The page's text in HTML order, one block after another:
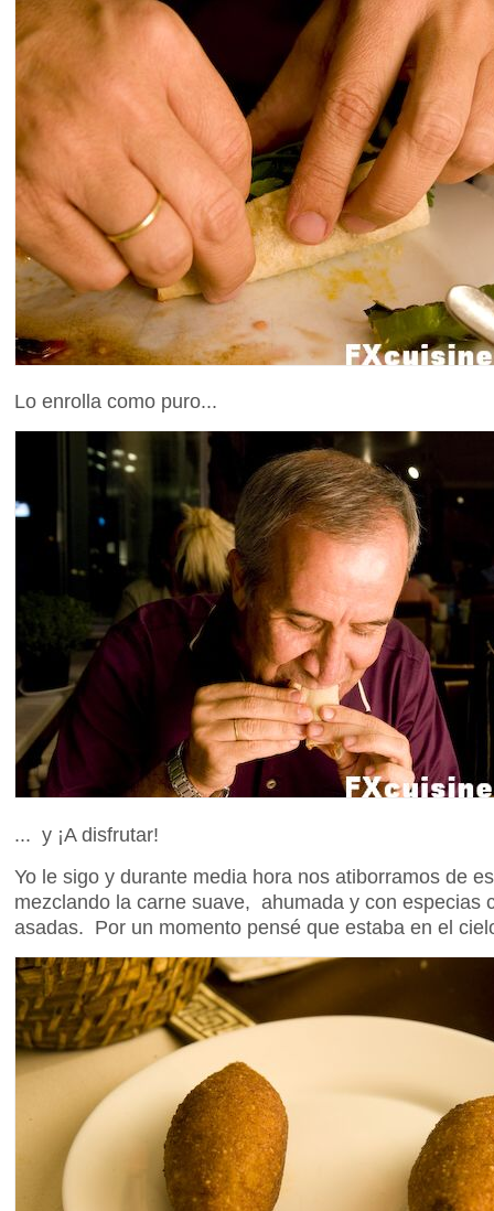
Lo enrolla como puro...
... y ¡A disfrutar!
Yo le sigo y durante media hora nos atiborramos de
mezclando la carne suave, ahumada y con especias
asadas. Por un momento pensé que estaba en el